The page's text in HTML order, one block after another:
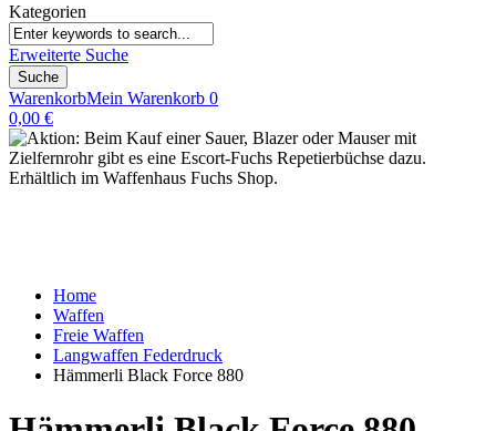
Kategorien
Erweiterte Suche
Suche
WarenkorbMein Warenkorb 0
0,00 €
Home
Waffen
Freie Waffen
Langwaffen Federdruck
Hämmerli Black Force 880